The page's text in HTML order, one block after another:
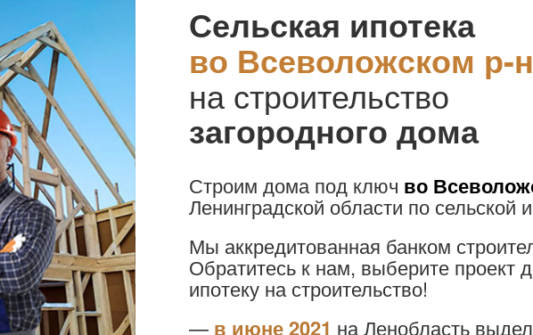
Сельская ипотека
во Всеволожском р-
на строительство
загородного дома
Строим дома под ключ во
Ленинградской области по сельской
Мы аккредитованная банком
Обратитесь к нам, выберите проект
ипотеку на строительство!
— в июне 2021 на Ленобласть